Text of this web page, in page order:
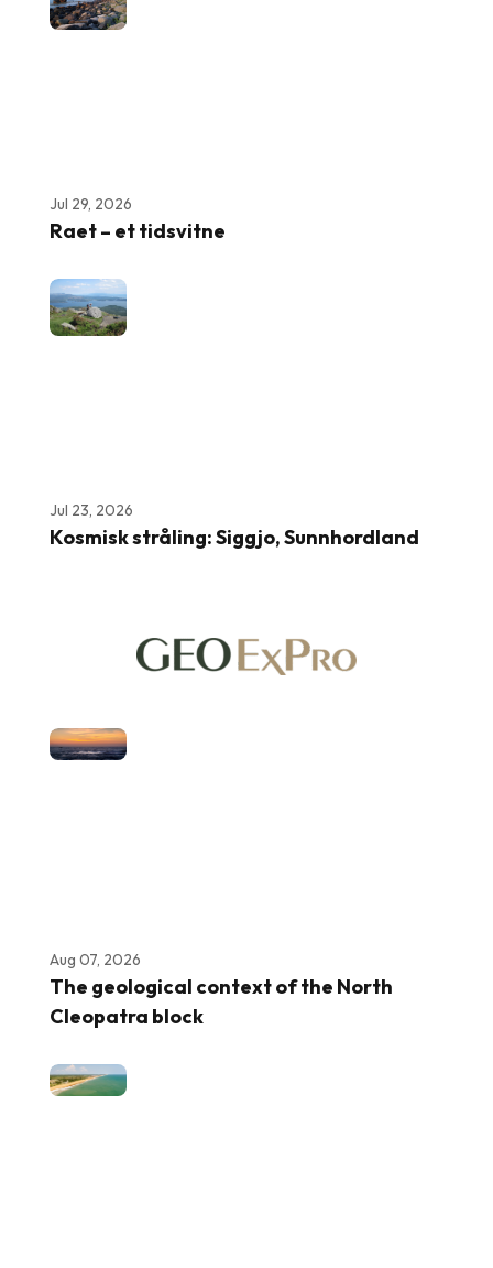
Jul 29, 2026
Raet – et tidsvitne
Jul 23, 2026
Kosmisk stråling: Siggjo, Sunnhordland
Aug 07, 2026
The geological context of the North
Cleopatra block